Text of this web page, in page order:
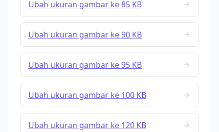
Ubah ukuran gambar ke 85 KB
Ubah ukuran gambar ke 90 KB
Ubah ukuran gambar ke 95 KB
Ubah ukuran gambar ke 100 KB
Ubah ukuran gambar ke 120 KB